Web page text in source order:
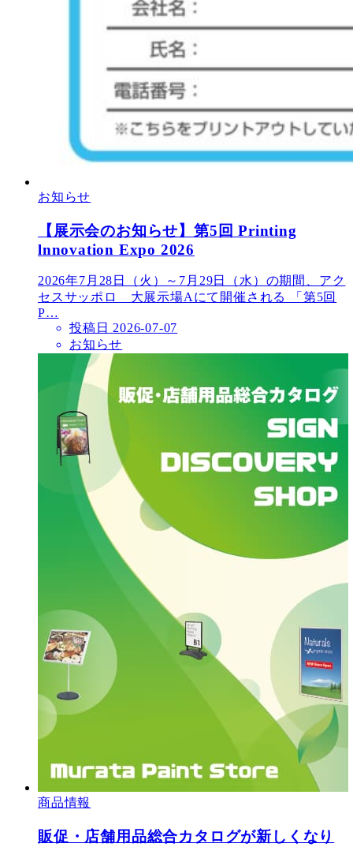
お知らせ
【展示会のお知らせ】第5回 Printing
lnnovation Expo 2026
2026年7月28日（火）～7月29日（水）の期間、アク
セスサッポロ 大展示場Aにて開催される 「第5回
P…
投稿日 2026-07-07
お知らせ
商品情報
販促・店舗用品総合カタログが新しくなり